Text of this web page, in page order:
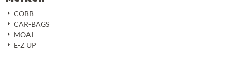
COBB
CAR-BAGS
MOAI
E-Z UP